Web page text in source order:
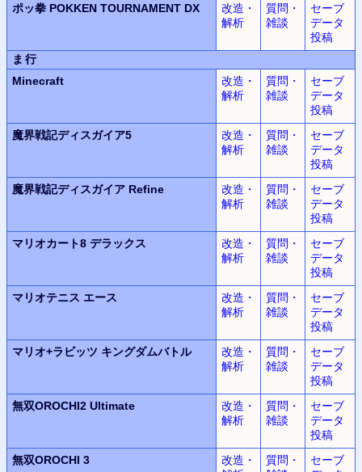
ポッ拳 POKKEN TOURNAMENT DX
改造・
解析
質問・
雑談
セーブ
データ
投稿
ま行
Minecraft
改造・
解析
質問・
雑談
セーブ
データ
投稿
魔界戦記ディスガイア5
改造・
解析
質問・
雑談
セーブ
データ
投稿
魔界戦記ディスガイア Refine
改造・
解析
質問・
雑談
セーブ
データ
投稿
マリオカート8 デラックス
改造・
解析
質問・
雑談
セーブ
データ
投稿
マリオテニス エース
改造・
解析
質問・
雑談
セーブ
データ
投稿
マリオ+ラビッツ キングダムバトル
改造・
解析
質問・
雑談
セーブ
データ
投稿
無双OROCHI2 Ultimate
改造・
解析
質問・
雑談
セーブ
データ
投稿
無双OROCHI 3
改造・
質問・
セーブ